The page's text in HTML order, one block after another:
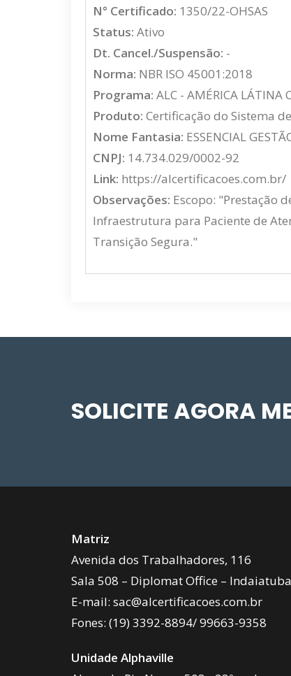
N° Certificado: 1350/22-OHSAS
Status: Ativo
Dt. Cancel./Suspensão: -
Norma: NBR ISO 45001:2018
Programa: ALC - AMÉRICA LÁTINA
Produto: Certificação do Sistema
Nome Fantasia: ESSENCIAL
CNPJ: 14.734.029/0002-92
Link: https://alcertificacoes.com.br/
Observações: Escopo: "Prestação
Infraestrutura para Paciente de
Transição Segura."
SOLICITE AGORA
Matriz
Avenida dos Trabalhadores, 116
Sala 508 – Diplomat Office –
E-mail: sac@alcertificacoes.com.br
Fones: (19) 3392-8894/99663-9358
Unidade Alphaville